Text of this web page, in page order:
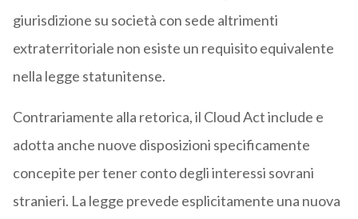
giurisdizione su società con sede altrimenti
extraterritoriale non esiste un requisito equivalente
nella legge statunitense.
Contrariamente alla retorica, il Cloud Act include e
adotta anche nuove disposizioni specificamente
concepite per tener conto degli interessi sovrani
stranieri. La legge prevede esplicitamente una nuova